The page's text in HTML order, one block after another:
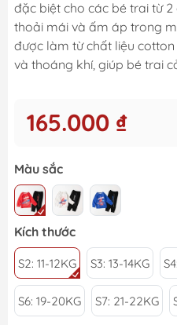
đặc biệt cho các bé trai từ
thoải mái và ấm áp trong
được làm từ chất liệu
và thoáng khí, giúp bé trai
165.000 ₫
Màu sắc
Kích thước
S2: 11-12KG S3: 13-14KG
S6: 19-20KG S7: 21-22KG